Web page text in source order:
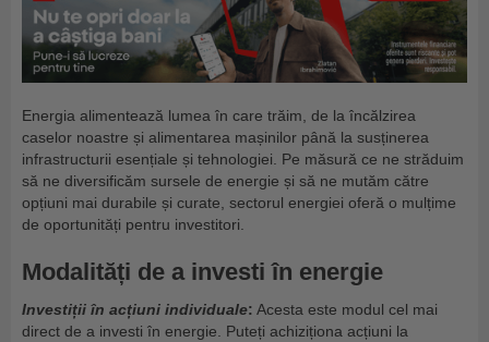
Energia alimentează lumea în care trăim, de la încălzirea
caselor noastre și alimentarea mașinilor până la susținerea
infrastructurii esențiale și tehnologiei. Pe măsură ce ne străduim
să ne diversificăm sursele de energie și să ne mutăm către
opțiuni mai durabile și curate, sectorul energiei oferă o mulțime
de oportunități pentru investitori.
Modalități de a investi în energie
Investiții în acțiuni individuale: Acesta este modul cel mai
direct de a investi în energie. Puteți achiziționa acțiuni la